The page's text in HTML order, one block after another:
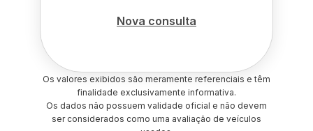
Nova consulta
Os valores exibidos são meramente referenciais e têm
finalidade exclusivamente informativa.
Os dados não possuem validade oficial e não devem
ser considerados como uma avaliação de veículos